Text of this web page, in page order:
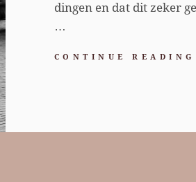
dingen en dat dit zeker
…
CONTINUE READING